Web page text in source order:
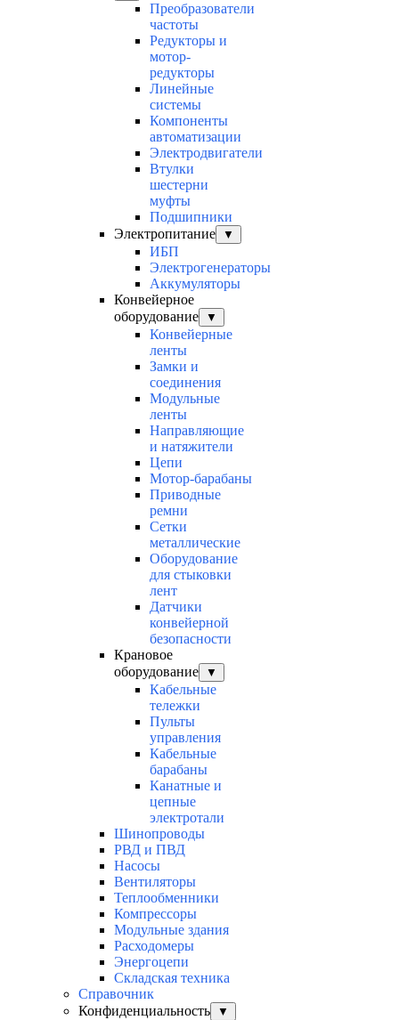
Преобразователи
частоты
Редукторы и
мотор-
редукторы
Линейные
системы
Компоненты
автоматизации
Электродвигатели
Втулки
шестерни
муфты
Подшипники
Электропитание
▼
ИБП
Электрогенераторы
Аккумуляторы
Конвейерное
оборудование
▼
Конвейерные
ленты
Замки и
соединения
Модульные
ленты
Направляющие
и натяжители
Цепи
Мотор-барабаны
Приводные
ремни
Сетки
металлические
Оборудование
для стыковки
лент
Датчики
конвейерной
безопасности
Крановое
оборудование
▼
Кабельные
тележки
Пульты
управления
Кабельные
барабаны
Канатные и
цепные
электротали
Шинопроводы
РВД и ПВД
Насосы
Вентиляторы
Теплообменники
Компрессоры
Модульные здания
Расходомеры
Энергоцепи
Складская техника
Справочник
Конфиденциальность
▼